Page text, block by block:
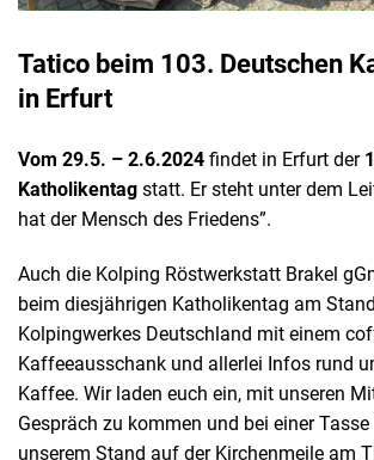
Tatico beim 103. Deutschen
in Erfurt
Vom 29.5. – 2.6.2024 findet in Erfurt der
Katholikentag statt. Er steht unter dem
hat der Mensch des Friedens”.
Auch die Kolping Röstwerkstatt Brakel
beim diesjährigen Katholikentag am
Kolpingwerkes Deutschland mit einem
Kaffeeausschank und allerlei Infos rund
Kaffee. Wir laden euch ein, mit unseren
Gespräch zu kommen und bei einer
unserem Stand auf der Kirchenmeile am